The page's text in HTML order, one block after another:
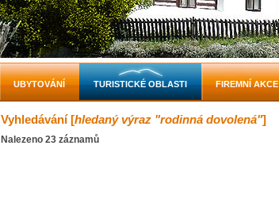
Vyhledávání [hledaný výraz "rodinná dovolená"]
Nalezeno 23 záznamů
UBYTOVÁNÍ TURISTICKÉ OBLASTI FIREMNÍ AKCE